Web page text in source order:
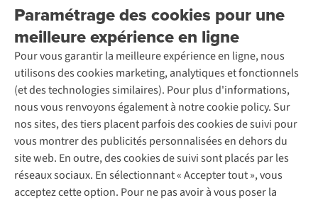
Paramétrage des cookies pour une
meilleure expérience en ligne
Pour vous garantir la meilleure expérience en ligne, nous
utilisons des cookies marketing, analytiques et fonctionnels
(et des technologies similaires). Pour plus d'informations,
nous vous renvoyons également à notre cookie policy. Sur
nos sites, des tiers placent parfois des cookies de suivi pour
vous montrer des publicités personnalisées en dehors du
site web. En outre, des cookies de suivi sont placés par les
réseaux sociaux. En sélectionnant « Accepter tout », vous
acceptez cette option. Pour ne pas avoir à vous poser la
Rétractation d'une commande
Entretien & réparations
Garantie
Contactez-nous
À propos d’Ayacucho
Nos magasins
À propos d’A.S.Adventure
Déclaration d'accessibilité
Location / Location sports d’hiver
Entretien de ski
Service de lavage
Entretien de chaussures
Réparation de chaussures
Réparation de vêtements
Retouches
Pour les entreprises
Découvrez
A.S.Magazine
Explore Camp
Gear Check
Expertise & conseils
Abonnez-vous à la newsletter
Suivez-nous